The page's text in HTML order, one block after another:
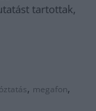
tartottak,
, megafon,